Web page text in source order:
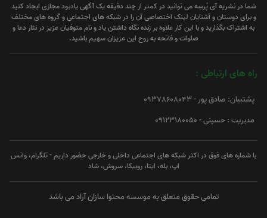
شما در نشریه آی پُرسِه می توانید در کمتر از چند دقیقه یک آگهی یادبود مجازی ایجاد کنید
و برای دوستان و آشنایان لینک اختصاصی آن را در شبکه های اجتماعی و گروه های مختلف
به اشتراک بگذارید و با این کار علاوه بر زنده نگاه داشتن یاد و نام متوفیان عزیز در نثار دعا و
صلوات و فاتحه به روح این عزیزان سهیم باشید.
راه های ارتباطی :
پشتیبان: صادق پور - 09378608043
مدیریت : حسینی - 09123180050
با شماره های فوق در اکثر شبکه های اجتماعی داخلی و خارجی حضور داریم - تلگرام، واتس
اپ، بله، ایتا، روبیکا، سروش، شاد
تمامی حقوق متعلق به موسسه محتوا سازان آراد می باشد